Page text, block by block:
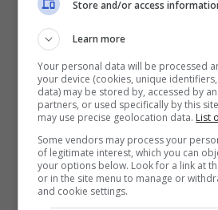
possano graffiarlo. Macchie
eventuali, si potranno
utilizzo, basta usare un
tiepida e un detersivo
pulito, pulire bene la piastra
morbido. E’ un oggetto
chi vuole un piano di
chi lo deve portare da
Store and/or access
Learn more
Your personal data will be processed
your device (cookies, unique
data) may be stored by, accessed by
partners, or used specifically by this
may use precise geolocation data. List
Some vendors may process your
of legitimate interest, which you can
your options below. Look for a link at
or in the site menu to manage or
and cookie settings.